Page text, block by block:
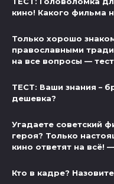
кино! Какого фильма
Только хорошо
православными
на все вопросы — тест
ТЕСТ: Ваши знания –
дешевка?
Угадаете советский
героя? Только
кино ответят на всё!
Кто в кадре?